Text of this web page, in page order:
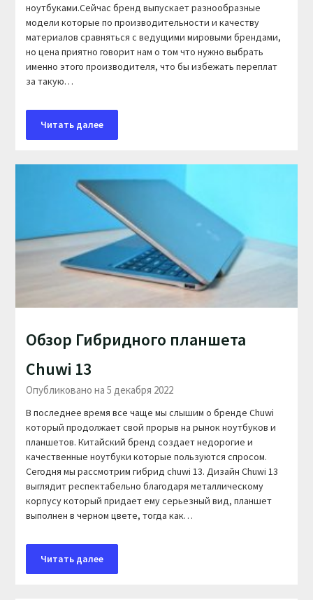
ноутбуками.Сейчас бренд выпускает разнообразные
модели которые по производительности и качеству
материалов сравняться с ведущими мировыми брендами,
но цена приятно говорит нам о том что нужно выбрать
именно этого производителя, что бы избежать переплат
за такую…
Читать далее
Обзор Гибридного планшета
Chuwi 13
Опубликовано на 5 декабря 2022
В последнее время все чаще мы слышим о бренде Chuwi
который продолжает свой прорыв на рынок ноутбуков и
планшетов. Китайский бренд создает недорогие и
качественные ноутбуки которые пользуются спросом.
Сегодня мы рассмотрим гибрид chuwi 13. Дизайн Chuwi 13
выглядит респектабельно благодаря металлическому
корпусу который придает ему серьезный вид, планшет
выполнен в черном цвете, тогда как…
Читать далее